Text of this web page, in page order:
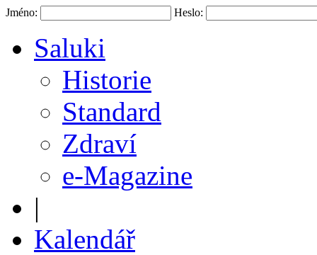
Jméno: Heslo:
Saluki
Historie
Standard
Zdraví
e-Magazine
|
Kalendář